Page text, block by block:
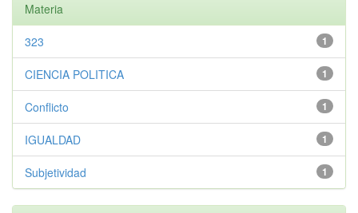
Materia
1
323
1
CIENCIA POLITICA
1
Conflicto
1
IGUALDAD
1
Subjetividad